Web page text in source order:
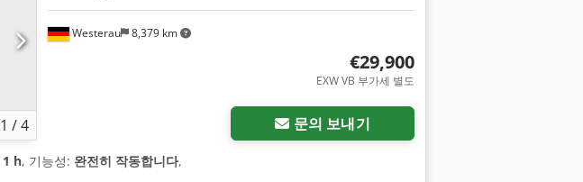
1 /4
Westerau 8,379 km
€29,900
EXW VB 부가세 별도
문의 보내기
1 h, 기능성: 완전히 작동합니다,